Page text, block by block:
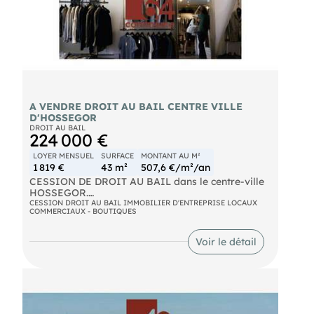
A VENDRE DROIT AU BAIL CENTRE VILLE
D'HOSSEGOR
DROIT AU BAIL
224 000 €
LOYER MENSUEL
1 819 €
SURFACE
43 m²
MONTANT AU M²
507,6 €/m²/an
CESSION DE DROIT AU BAIL dans le centre-ville
HOSSEGOR.
Belle boutique en excellent état situé sur l'avenue
principale et entouré de multiples commerces .
Surface totale de 43,5 m2 dont une surface
commerciale de 34 m2 et une réserve de 9
proximité.
CESSION DROIT AU BAIL IMMOBILIER D'ENTREPRISE LOCAUX
COMMERCIAUX - BOUTIQUES
Voir le détail